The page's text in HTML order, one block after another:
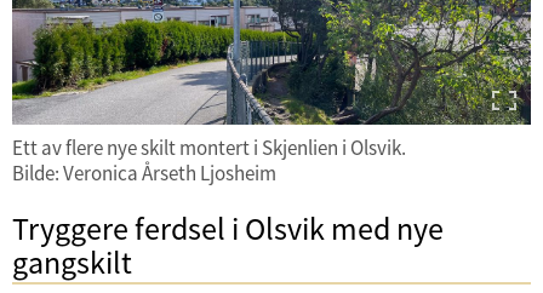
Ett av flere nye skilt montert i Skjenlien i Olsvik.
Bilde: Veronica Årseth Ljosheim
Tryggere ferdsel i Olsvik med nye
gangskilt